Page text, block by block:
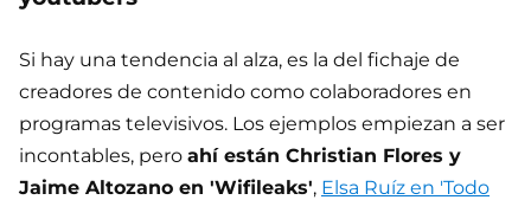
Si hay una tendencia al alza, es la del fichaje de
creadores de contenido como colaboradores en
programas televisivos. Los ejemplos empiezan a ser
incontables, pero ahí están Christian Flores y
Jaime Altozano en 'Wifileaks', Elsa Ruíz en 'Todo